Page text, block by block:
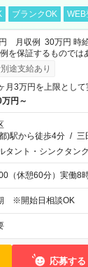
ブランクOK WEB
月収例 30万円 時
を保証するものでは
可（利用条件有）
途支給あり
月3万円を上限とし
円～
)駅から徒歩4分 / 三
タント・シンクタンク
（休憩60分）実働8
※開始日相談OK
応募する